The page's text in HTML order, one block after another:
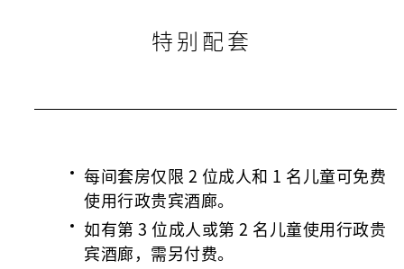
特别配套
每间套房仅限 2 位成人和 1 名儿童可免费
使用行政贵宾酒廊。
如有第 3 位成人或第 2 名儿童使用行政贵
宾酒廊，需另付费。